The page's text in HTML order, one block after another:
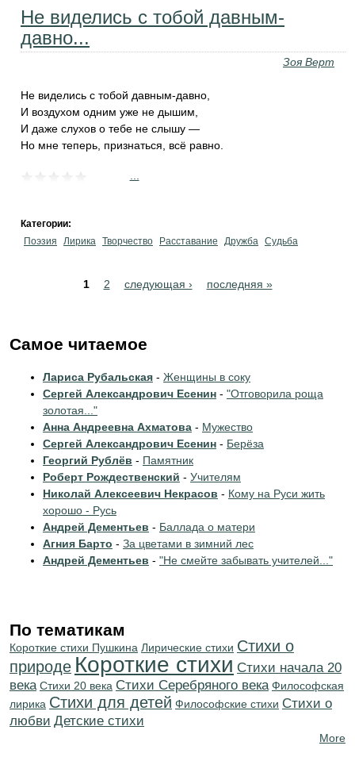
Не виделись с тобой давным-
давно...
Зоя Верт
Не виделись с тобой давным-давно,
И воздухом одним уже не дышим,
И даже слухов о тебе не слышу —
Но мне теперь, признаться, всё равно.
Категории:
Поэзия
Лирика Творчество Расставание Дружба Судьба
1 2 следующая › последняя »
Самое читаемое
Лариса Рубальская - Женщины в соку
Сергей Александрович Есенин - "Отговорила роща
золотая..."
Анна Андреевна Ахматова - Мужество
Сергей Александрович Есенин - Берёза
Георгий Рублёв - Памятник
Роберт Рождественский - Учителям
Николай Алексеевич Некрасов - Кому на Руси жить
хорошо - Русь
Андрей Дементьев - Баллада о матери
Агния Барто - За цветами в зимний лес
Андрей Дементьев - "Не смейте забывать учителей..."
По тематикам
Короткие стихи Пушкина Лирические стихи Стихи о
природе Короткие стихи Cтихи начала 20
века Стихи 20 века Cтихи Серебряного века Философская
лирика Стихи для детей Философские стихи Стихи о
любви Детские стихи
More